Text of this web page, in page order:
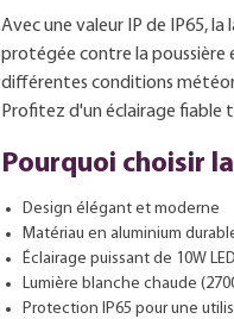
Avec une valeur IP de IP65,
protégée contre la poussière
différentes conditions
Profitez d'un éclairage fiable
Pourquoi choisir
Design élégant et moderne
Matériau en aluminium
Éclairage puissant de 10W
Lumière blanche chaude
Protection IP65 pour une